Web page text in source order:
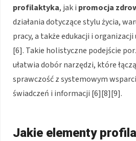
profilaktyka, jak i promocja
działania dotyczące stylu życia,
pracy, a także edukacji i
[6]. Takie holistyczne podejście
ułatwia dobór narzędzi, które
sprawczość z systemowym
świadczeń i informacji [6][8][9].
Jakie elementy